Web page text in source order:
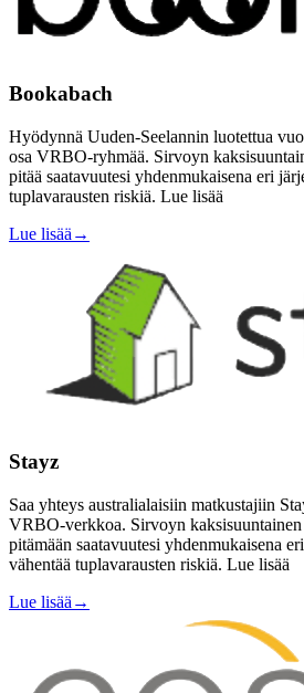
Bookabach
Hyödynnä Uuden-Seelannin luotettua
osa VRBO-ryhmää. Sirvoyn
pitää saatavuutesi yhdenmukaisena eri
tuplavarausten riskiä. Lue lisää
Lue lisää →
Stayz
Saa yhteys australialaisiin matkustajiin
VRBO-verkkoa. Sirvoyn
pitämään saatavuutesi yhdenmukaisena
vähentää tuplavarausten riskiä. Lue lisää
Lue lisää →